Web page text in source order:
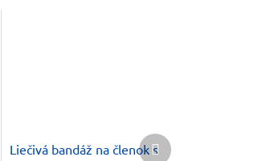
Liečivá bandáž na členok s
Ďalší
produkt